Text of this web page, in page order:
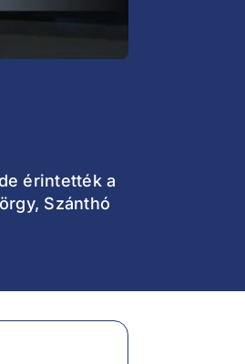
érintették a
Szánthó